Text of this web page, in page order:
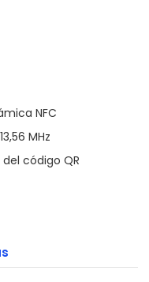
NFC
MHz
código QR